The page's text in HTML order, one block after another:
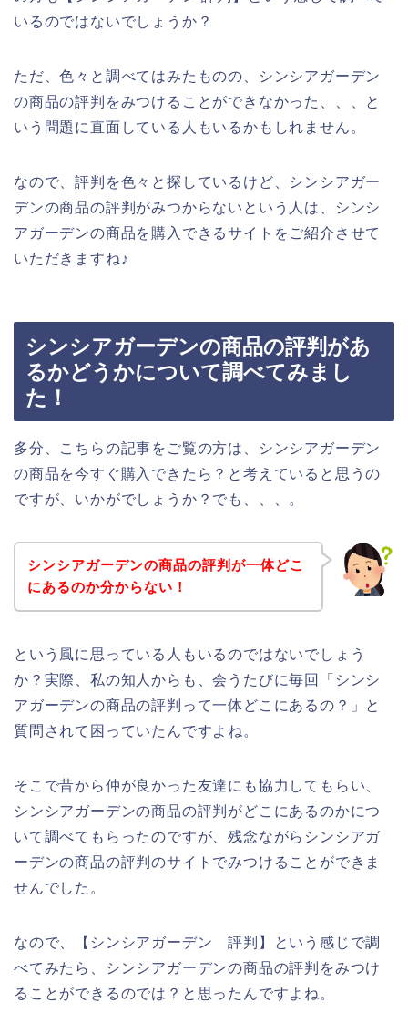
いるのではないでしょうか？
ただ、色々と調べてはみたものの、シンシアガーデン
の商品の評判をみつけることができなかった、、、と
いう問題に直面している人もいるかもしれません。
なので、評判を色々と探しているけど、シンシアガー
デンの商品の評判がみつからないという人は、シンシ
アガーデンの商品を購入できるサイトをご紹介させて
いただきますね♪
シンシアガーデンの商品の評判があ
るかどうかについて調べてみまし
た！
多分、こちらの記事をご覧の方は、シンシアガーデン
の商品を今すぐ購入できたら？と考えていると思うの
ですが、いかがでしょうか？でも、、、。
シンシアガーデンの商品の評判が一体どこ
にあるのか分からない！
という風に思っている人もいるのではないでしょう
か？実際、私の知人からも、会うたびに毎回「シンシ
アガーデンの商品の評判って一体どこにあるの？」と
質問されて困っていたんですよね。
そこで昔から仲が良かった友達にも協力してもらい、
シンシアガーデンの商品の評判がどこにあるのかにつ
いて調べてもらったのですが、残念ながらシンシアガ
ーデンの商品の評判のサイトでみつけることができま
せんでした。
なので、【シンシアガーデン 評判】という感じで調
べてみたら、シンシアガーデンの商品の評判をみつけ
ることができるのでは？と思ったんですよね。